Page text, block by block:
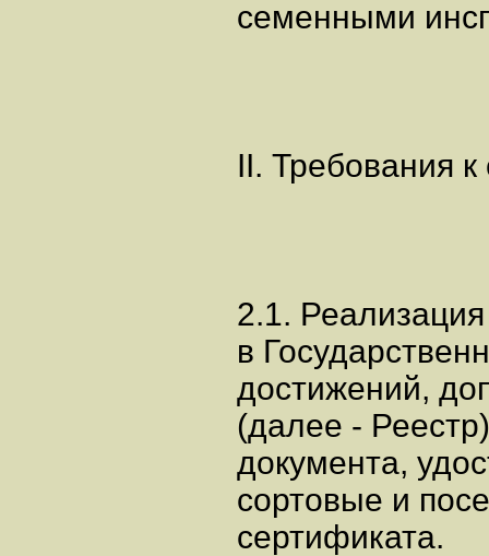
семенными
II. Требования
2.1.
в
достижений,
(далее -
документа,
сортовые и
сертификата.